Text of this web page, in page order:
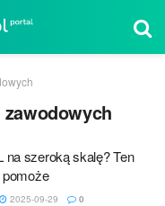
na szeroką skalę? Ten
2025-09-29 0